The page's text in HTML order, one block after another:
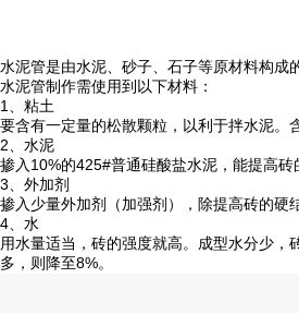
水泥管是由水泥、砂子、石子等原材料构成
水泥管制作需使用到以下材料：
1、粘土
要含有一定量的松散颗粒，以利于拌水泥。
2、水泥
掺入10%的425#普通硅酸盐水泥，能提高
3、外加剂
掺入少量外加剂（加强剂），除提高砖的硬
4、水
用水量适当，砖的强度就高。成型水分少
多，则降至8%。